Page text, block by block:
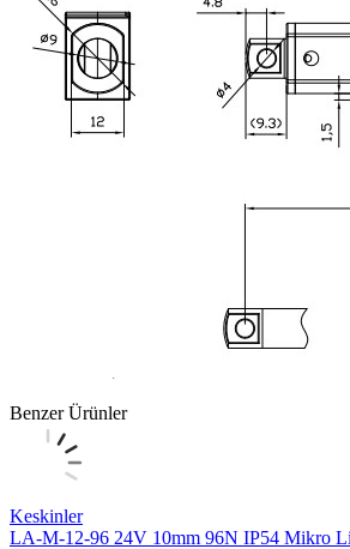
Benzer Ürünler
Keskinler
LA-M-12-96 24V 10mm 96N IP54 Mikro